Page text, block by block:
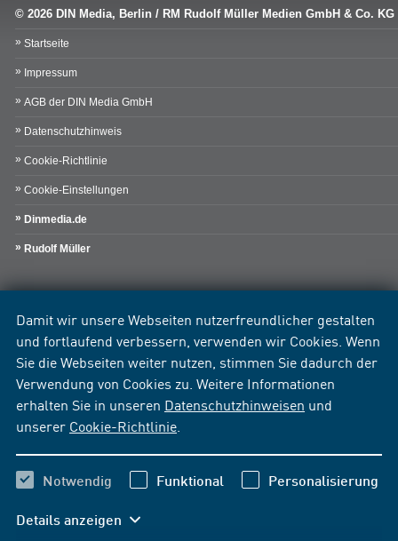
Damit wir unsere Webseiten nutzerfreundlicher gestalten
und fortlaufend verbessern, verwenden wir Cookies. Wenn
Sie die Webseiten weiter nutzen, stimmen Sie dadurch der
Verwendung von Cookies zu. Weitere Informationen
erhalten Sie in unseren Datenschutzhinweisen und
unserer Cookie-Richtlinie
Notwendig Funktional Personalisierung
Details anzeigen
© 2026 DIN Media, Berlin / RM Rudolf Müller Medien GmbH & Co. KG
Startseite
Impressum
AGB der DIN Media GmbH
Datenschutzhinweis
Cookie-Richtlinie
Cookie-Einstellungen
Dinmedia.de
Rudolf Müller